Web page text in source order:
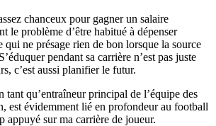
chanceux pour gagner un salaire
le problème d’être habitué à dépenser
qui ne présage rien de bon lorsque la source
pendant sa carrière n’est pas juste
c’est aussi planifier le futur.
tant qu’entraîneur principal de l’équipe des
est évidemment lié en profondeur au football
appuyé sur ma carrière de joueur.